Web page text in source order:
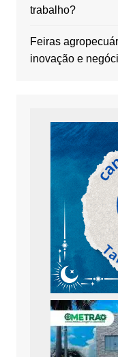
trabalho?
Feiras
inovação e